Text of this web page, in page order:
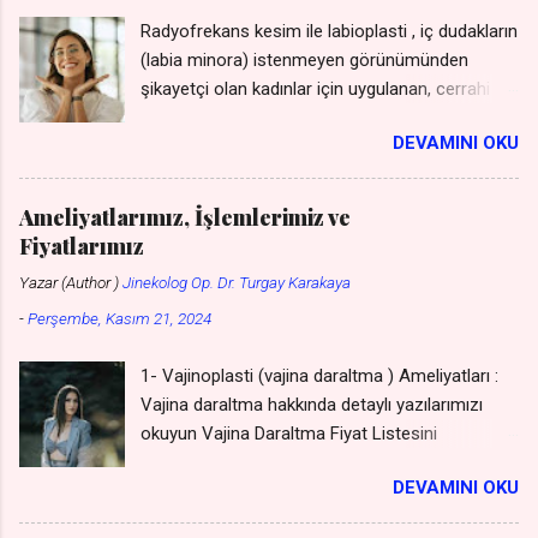
Radyofrekans kesim ile labioplasti , iç dudakların
(labia minora) istenmeyen görünümünden
şikayetçi olan kadınlar için uygulanan, cerrahi bir
yöntemdir. Bu yöntem, geleneksel cerrahi
yöntemlere göre daha az invaziv olması,
iyileşme sürecini hızlandırması ve daha az
ağrıya neden olması gibi avantajları sunar. ***
Labioplasti Genital Estetik Fiyat Listesini
WhatsApp'tan isteyin *** ( kişiler listesine
kaydetmeniz gerekmez - gizli kalır ) *** Genital
Muayene Randevusu İçin Tıklayın *** ****
Labioplasti Hasta Yorumlarını Okuyunuz,
Tartışmaya Katılınız, İsim veya E-mail girmeniz
Karakaya Cerrahpaşa Tıp Fak. Diploma Uzmanlık
Belgesi İşyeri Ruhsatı ve Vergi Levhası İncirli
DEVAMINI OKU
Ameliyatlarımız, İşlemlerimiz ve
Fiyatlarımız
Yazar (Author )Jinekolog Op. Dr. Turgay Karakaya
-Perşembe, Kasım 21, 2024
1- Vajinoplasti (vajina daraltma ) Ameliyatları :
Vajina daraltma hakkında detaylı yazılarımızı
okuyun Vajina Daraltma Fiyat Listesini
Yorumlarını Okuyun Jinekolog Op. Dr. Turgay
Karakaya Cerrahpaşa Tıp Fak. Diploma Uzmanlık
DEVAMINI OKU